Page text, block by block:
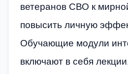
ветеранов СВО к
повысить личную
Обучающие модули
включают в себя